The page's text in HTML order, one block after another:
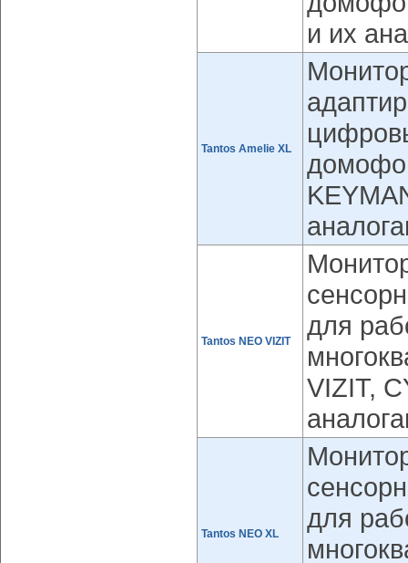
и их
Tantos Amelie XL
Tantos NEO VIZIT
для
VIZIT,
Tantos NEO XL
для